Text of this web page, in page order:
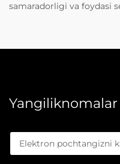
samaradorligi va foydasi
Yangiliknomalar